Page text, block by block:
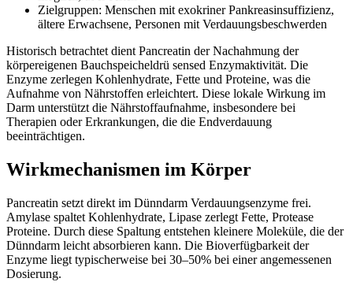
Zielgruppen: Menschen mit exokriner Pankreasinsuffizienz,
ältere Erwachsene, Personen mit Verdauungsbeschwerden
Historisch betrachtet dient Pancreatin der Nachahmung der
körpereigenen Bauchspeicheldrü sensed Enzymaktivität. Die
Enzyme zerlegen Kohlenhydrate, Fette und Proteine, was die
Aufnahme von Nährstoffen erleichtert. Diese lokale Wirkung im
Darm unterstützt die Nährstoffaufnahme, insbesondere bei
Therapien oder Erkrankungen, die die Endverdauung
beeinträchtigen.
Wirkmechanismen im Körper
Pancreatin setzt direkt im Dünndarm Verdauungsenzyme frei.
Amylase spaltet Kohlenhydrate, Lipase zerlegt Fette, Protease
Proteine. Durch diese Spaltung entstehen kleinere Moleküle, die der
Dünndarm leicht absorbieren kann. Die Bioverfügbarkeit der
Enzyme liegt typischerweise bei 30–50% bei einer angemessenen
Dosierung.